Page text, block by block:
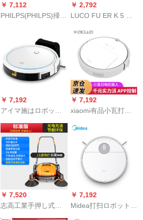
￥ 7,112
PHILPS(PHILPS)掃除
庭用薄型掃除機FFC
8774/82吸口を広くし
て、髪の毛の巻き込
みを防ぎます。四輪
駆
￥ 2,792
LUCO FU ER K 5 W
知能家庭用吸掃引一
体機家電黒
￥ 7,192
アイマ施はロボット
掃除機を掃除しま
す。掃除機は一体に
モーニングをしま
す。
￥ 7,192
xiaomi有品小瓦打扫
家庭知能全自動掃除
機吸小ロックPppy毛
APP远隔制御計画路
線小瓦打扫ロボット2
世代青春版
￥ 7,520
志高工業手押し式無
￥ 7,192
Midea打扫ロボットの